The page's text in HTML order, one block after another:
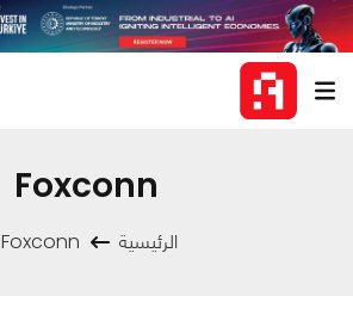
Foxconn
الرئيسية Foxconn